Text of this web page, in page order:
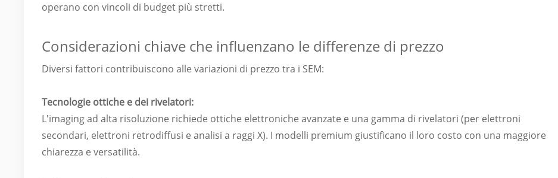
operano con vincoli di budget più stretti.
Considerazioni chiave che influenzano le differenze di prezzo
Diversi fattori contribuiscono alle variazioni di prezzo tra i SEM:
Tecnologie ottiche e dei rivelatori:
L'imaging ad alta risoluzione richiede ottiche elettroniche avanzate e una gamma di rivelatori (per elettroni
secondari, elettroni retrodiffusi e analisi a raggi X). I modelli premium giustificano il loro costo con una maggiore
chiarezza e versatilità.